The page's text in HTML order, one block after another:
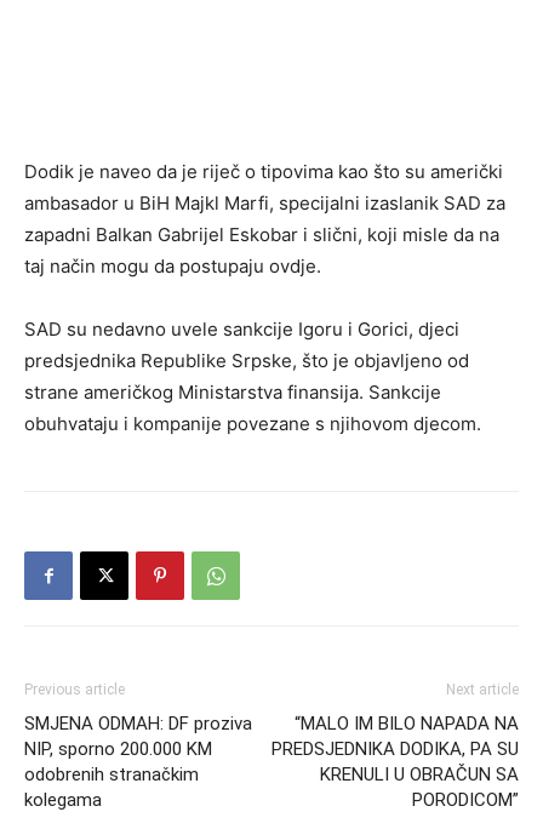
Dodik je naveo da je riječ o tipovima kao što su američki
ambasador u BiH Majkl Marfi, specijalni izaslanik SAD za
zapadni Balkan Gabrijel Eskobar i slični, koji misle da na
taj način mogu da postupaju ovdje.
SAD su nedavno uvele sankcije Igoru i Gorici, djeci
predsjednika Republike Srpske, što je objavljeno od
strane američkog Ministarstva finansija. Sankcije
obuhvataju i kompanije povezane s njihovom djecom.
Previous article
SMJENA ODMAH: DF proziva
NIP, sporno 200.000 KM
odobrenih stranačkim
kolegama
Next article
“MALO IM BILO NAPADA NA
PREDSJEDNIKA DODIKA, PA SU
KRENULI U OBRAČUN SA
PORODICOM”